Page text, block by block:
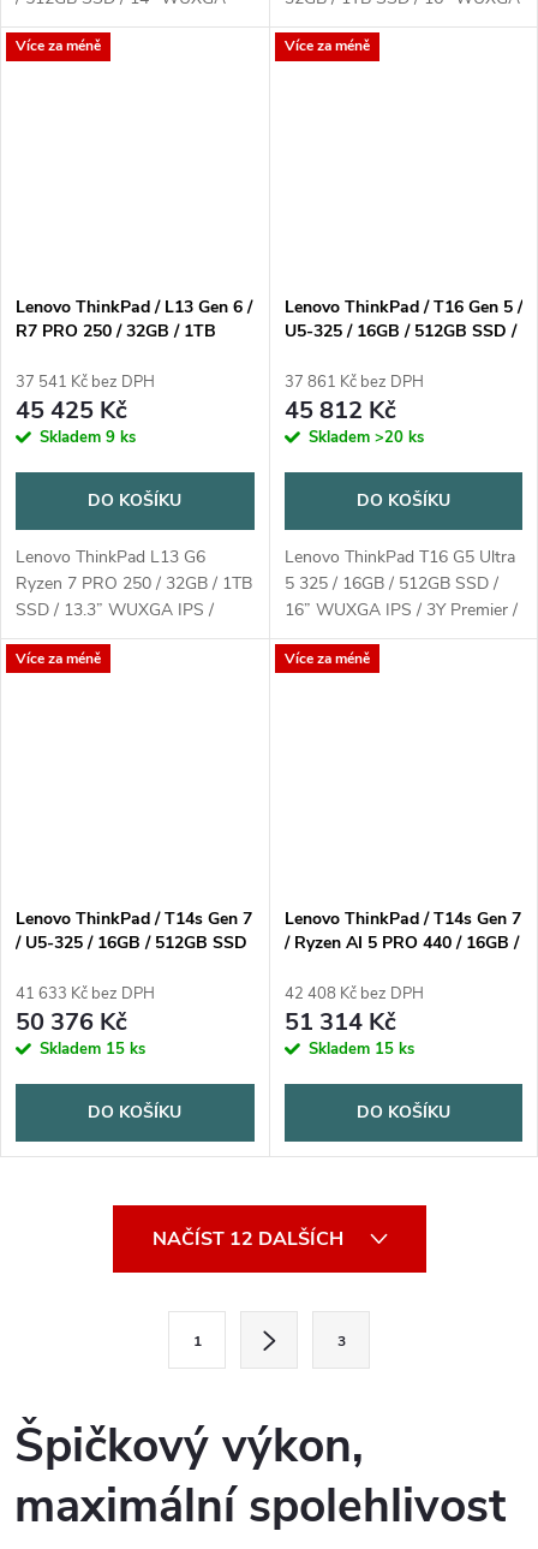
IPS / 3Y Premier / Win11 Pro /
modr
IPS / 3yOnSite / Win11 Pro /
černá
Více za méně
Lenovo ThinkPad / L13 Gen 6 /
R7 PRO 250 / 32GB / 1TB
3yOnSite / Win11 Pro / černá
37 541 Kč bez DPH
45 425 Kč
Skladem 9 ks
DO KOŠÍKU
Lenovo ThinkPad L13 G6
Ryzen 7 PRO 250 / 32GB / 1TB
SSD / 13.3” WUXGA IPS /
3yOnSite / Win11 Pro / černá
Více za méně
Lenovo ThinkPad / T16 Gen 5 /
U5-325 / 16GB / 512GB SSD /
Win11 Pro / černá
37 861 Kč bez DPH
45 812 Kč
Skladem >20 ks
DO KOŠÍKU
Lenovo ThinkPad T16 G5 Ultra
5 325 / 16GB / 512GB SSD /
16” WUXGA IPS / 3Y Premier /
Win11 Pro / černá
Více za méně
Lenovo ThinkPad / T14s Gen 7
/ U5-325 / 16GB / 512GB SSD
/ Win11 Pro / černá
41 633 Kč bez DPH
50 376 Kč
Skladem 15 ks
DO KOŠÍKU
Více za méně
Lenovo ThinkPad / T14s Gen 7
/ Ryzen AI 5 PRO 440 / 16GB /
/ 3Y Premier / Win11 Pro /
černá
42 408 Kč bez DPH
51 314 Kč
Skladem 15 ks
DO KOŠÍKU
d
a
c
NAČÍST 12 DALŠÍCH
á
n
k
o
1 3
Špičkový výkon,
maximální spolehlivost